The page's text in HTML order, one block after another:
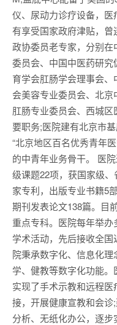
仪、尿动力诊疗设备，
有享受国家政府津贴，
政协委员老专家，分别
委员会、中国中医药研
育学会肛肠学会理事会
会美容专业委员会、北
肛肠专业委员会、西城
要职务;医院建有北京市
“北京地区百名优秀青年
的中青年业务骨干。 医
级课题22项，获国家级
家专利，出版专业书籍5
期刊发表论文138篇。目
重点专科。医院每年举
学术活动，先后接收全
院秉承数字化、信息化
学、健教等数字化功能。
实现了手术示教和远程
接，开展健康宣教和会
分析、无纸化办公，逐